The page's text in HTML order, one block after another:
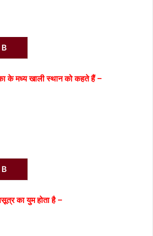
के मध्य खाली स्थान को कहते हैं –
का युम होता है –